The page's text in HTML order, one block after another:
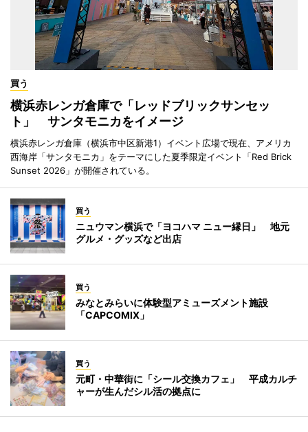
買う
横浜赤レンガ倉庫で「レッドブリックサンセッ
ト」 サンタモニカをイメージ
横浜赤レンガ倉庫（横浜市中区新港1）イベント広場で現在、アメリカ
西海岸「サンタモニカ」をテーマにした夏季限定イベント「Red Brick
Sunset 2026」が開催されている。
買う
ニュウマン横浜で「ヨコハマ ニュー縁日」 地元
グルメ・グッズなど出店
買う
みなとみらいに体験型アミューズメント施設
「CAPCOMIX」
買う
元町・中華街に「シール交換カフェ」 平成カルチ
ャーが生んだシル活の拠点に